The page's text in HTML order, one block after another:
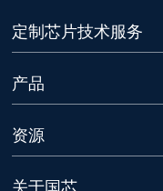
定制芯片技术服务
产品
资源
关于国芯